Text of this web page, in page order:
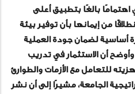
اهتمامًا بالغًا بتطبيق أعلى
من إيمانها بأن توفير بيئة
أساسية لضمان جودة العملية
أن الاستثمار في تدريب
للتعامل مع الأزمات والطوارئ
الجامعة، مشيرًا إلى أن نشر